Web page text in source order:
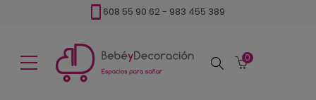
608 55 90 62 - 983 455 389
Buscar
0